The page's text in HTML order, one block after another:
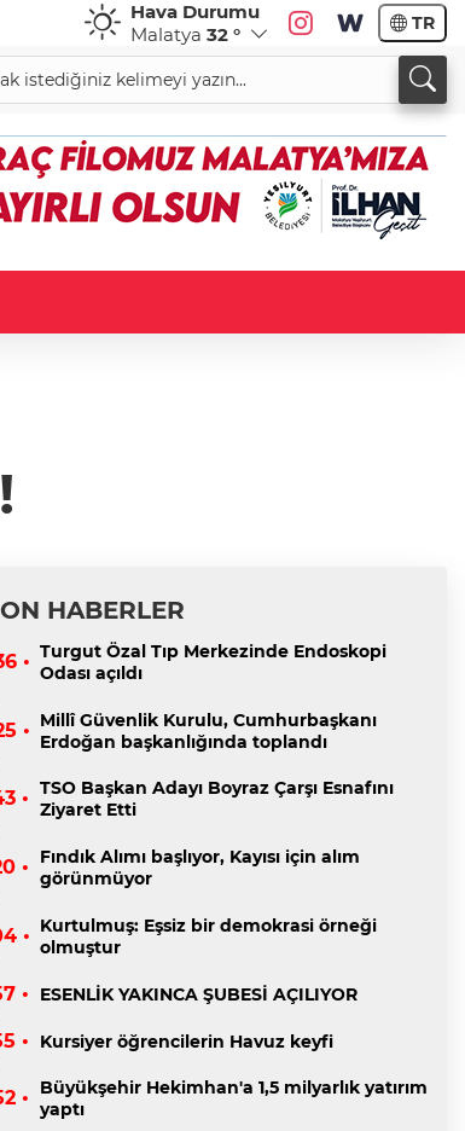
Hava Durumu
Malatya 32 ° TR
HABERLER
• Turgut Özal Tıp Merkezinde Endoskopi
Odası açıldı
• Millî Güvenlik Kurulu, Cumhurbaşkanı
Erdoğan başkanlığında toplandı
• TSO Başkan Adayı Boyraz Çarşı Esnafını
Ziyaret Etti
•
Fındık Alımı başlıyor, Kayısı için alım
görünmüyor
• Kurtulmuş: Eşsiz bir demokrasi örneği
olmuştur
• ESENLİK YAKINCA ŞUBESİ AÇILIYOR
• Kursiyer öğrencilerin Havuz keyfi
•
Büyükşehir Hekimhan'a 1,5 milyarlık yatırım
yaptı